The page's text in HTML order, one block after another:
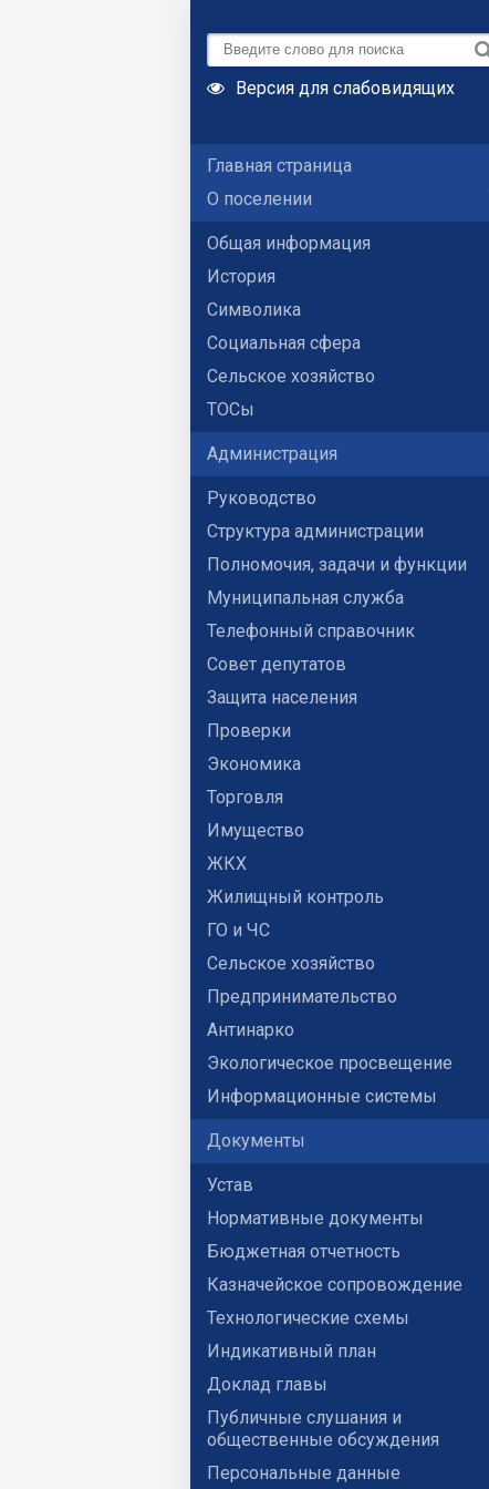
Версия для слабовидящих
Главная страница
О поселении
Общая информация
История
Символика
Социальная сфера
Сельское хозяйство
ТОСы
Администрация
Руководство
Структура администрации
Полномочия, задачи и функции
Муниципальная служба
Телефонный справочник
Совет депутатов
Защита населения
Проверки
Экономика
Торговля
Имущество
ЖКХ
Жилищный контроль
ГО и ЧС
Сельское хозяйство
Предпринимательство
Антинарко
Экологическое просвещение
Информационные системы
Документы
Устав
Нормативные документы
Бюджетная отчетность
Казначейское сопровождение
Технологические схемы
Индикативный план
Доклад главы
Публичные слушания и
общественные обсуждения
Персональные данные